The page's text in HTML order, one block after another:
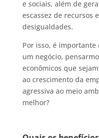
e sociais, além de
escassez de recursos
desigualdades.
Por isso, é
um negócio,
econômicos que
ao crescimento da
agressiva ao meio
melhor?